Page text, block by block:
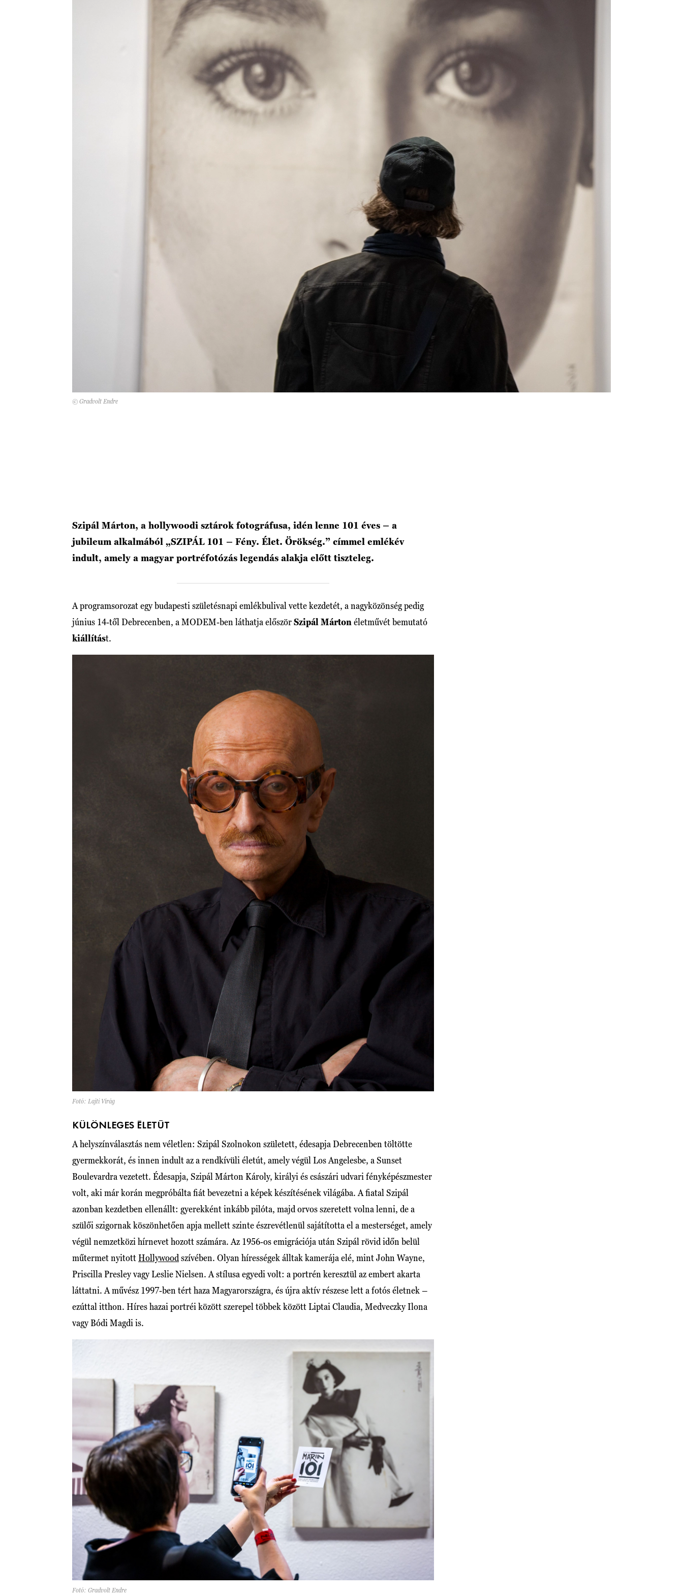
© Gradvolt Endre
Szipál Márton, a hollywoodi sztárok fotográfusa, idén lenne 101 éves – a
jubileum alkalmából „SZIPÁL 101 – Fény. Élet. Örökség.” címmel emlékév
indult, amely a magyar portréfotózás legendás alakja előtt tiszteleg.
A programsorozat egy budapesti születésnapi emlékbulival vette kezdetét, a nagyközönség pedig
június 14-től Debrecenben, a MODEM-ben láthatja előszörSzipál Márton életművét bemutató
kiállítást.
Fotó: Lajti Virág
KÜLÖNLEGES ÉLETÚT
A helyszínválasztás nem véletlen: Szipál Szolnokon született, édesapja Debrecenben töltötte
gyermekkorát, és innen indult az a rendkívüli életút, amely végül Los Angelesbe, a Sunset
Boulevardra vezetett. Édesapja, Szipál Márton Károly, királyi és császári udvari fényképészmester
volt, aki már korán megpróbálta fiát bevezetni a képek készítésének világába. A fiatal Szipál
azonban kezdetben ellenállt: gyerekként inkább pilóta, majd orvos szeretett volna lenni, de a
szülői szigornak köszönhetően apja mellett szinte észrevétlenül sajátította el a mesterséget, amely
végül nemzetközi hírnevet hozott számára. Az 1956-os emigrációja után Szipál rövid időn belül
műtermet nyitottHollywood szívében. Olyan hírességek álltak kamerája elé, mint John Wayne,
Priscilla Presley vagy Leslie Nielsen. A stílusa egyedi volt: a portrén keresztül az embert akarta
láttatni. A művész 1997-ben tért haza Magyarországra, és újra aktív részese lett a fotós életnek –
ezúttal itthon. Híres hazai portréi között szerepel többek között Liptai Claudia, Medveczky Ilona
vagy Bódi Magdi is.
Fotó: Gradvolt Endre